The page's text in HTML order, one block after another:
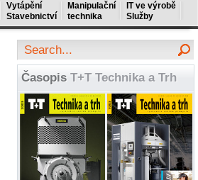
Vytápění
Stavebnictví
Manipulační
technika
IT ve výrobě
Služby
Časopis T+T Technika a Trh